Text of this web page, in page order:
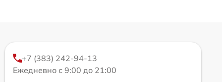
+7 (383) 242-94-13
Ежедневно с 9:00 до 21:00